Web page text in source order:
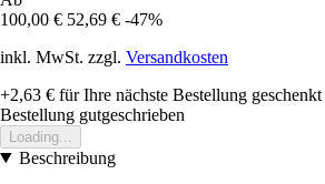
100,00 € 52,69 € -47%
inkl. MwSt. zzgl. Versandkosten
+2,63 € für Ihre nächste Bestellung geschenkt
Bestellung gutgeschrieben
Loading...
Beschreibung